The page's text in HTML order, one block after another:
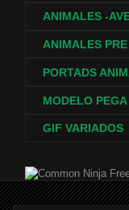
ANIMALES -
ANIMALES
PORTADS
MODELO
GIF VARIADOS